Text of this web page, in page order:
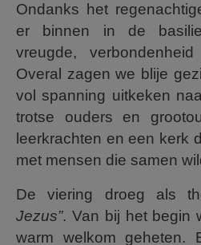
Ondanks het
er binnen in de
vreugde,
Overal zagen we blije
vol spanning uitkeken
trotse ouders en
leerkrachten en een kerk
met mensen die samen
De viering droeg als
Jezus”. Van bij het begin
warm welkom geheten.